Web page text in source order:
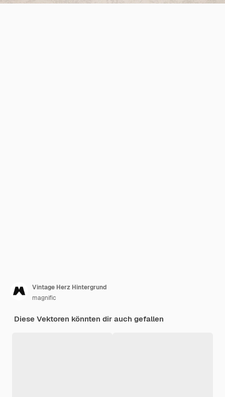
Vintage Herz Hintergrund
magnific
Diese Vektoren könnten dir auch gefallen